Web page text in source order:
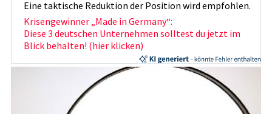
Eine taktische Reduktion der Position wird empfohlen.
Krisengewinner „Made in Germany“:
Diese 3 deutschen Unternehmen solltest du jetzt im
Blick behalten! (hier klicken)